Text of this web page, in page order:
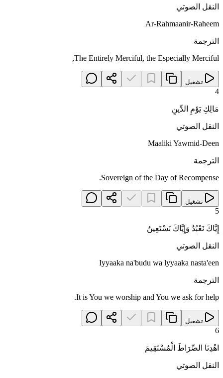
النقل الصوتي
Ar-Rahmaanir-Raheem
الترجمة
The Entirely Merciful, the Especially Merciful,
تشغيل
4
مَالِكِ يَوْمِ الدِّينِ
النقل الصوتي
Maaliki Yawmid-Deen
الترجمة
Sovereign of the Day of Recompense.
تشغيل
5
إِيَّاكَ نَعْبُدُ وَإِيَّاكَ نَسْتَعِينُ
النقل الصوتي
Iyyaaka na'budu wa lyyaaka nasta'een
الترجمة
It is You we worship and You we ask for help.
تشغيل
6
اهْدِنَا الصِّرَاطَ الْمُسْتَقِيمَ
النقل الصوتي